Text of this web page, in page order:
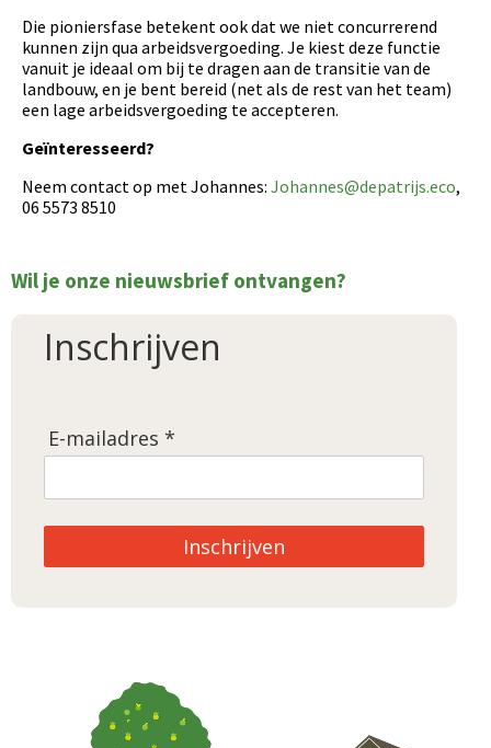
Die pioniersfase betekent ook dat we niet concurrerend
kunnen zijn qua arbeidsvergoeding. Je kiest deze functie
vanuit je ideaal om bij te dragen aan de transitie van de
landbouw, en je bent bereid (net als de rest van het team)
een lage arbeidsvergoeding te accepteren.
Geïnteresseerd?
Neem contact op met Johannes: Johannes@depatrijs.eco,
06 5573 8510
Wil je onze nieuwsbrief ontvangen?
Inschrijven
E-mailadres *
Inschrijven